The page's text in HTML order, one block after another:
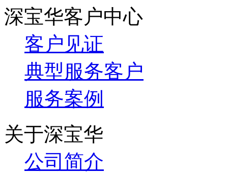
深宝华客户中心
客户见证
典型服务客户
服务案例
关于深宝华
公司简介